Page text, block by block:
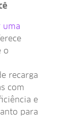
uma
o
recarga
com
e
para